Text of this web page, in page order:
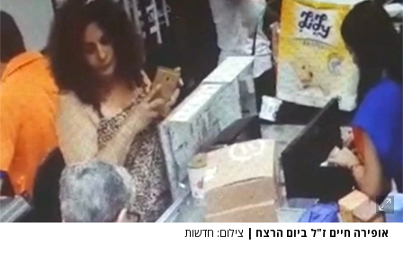
אופירה חיים ז"ל ביום הרצח | צילום: חדשות